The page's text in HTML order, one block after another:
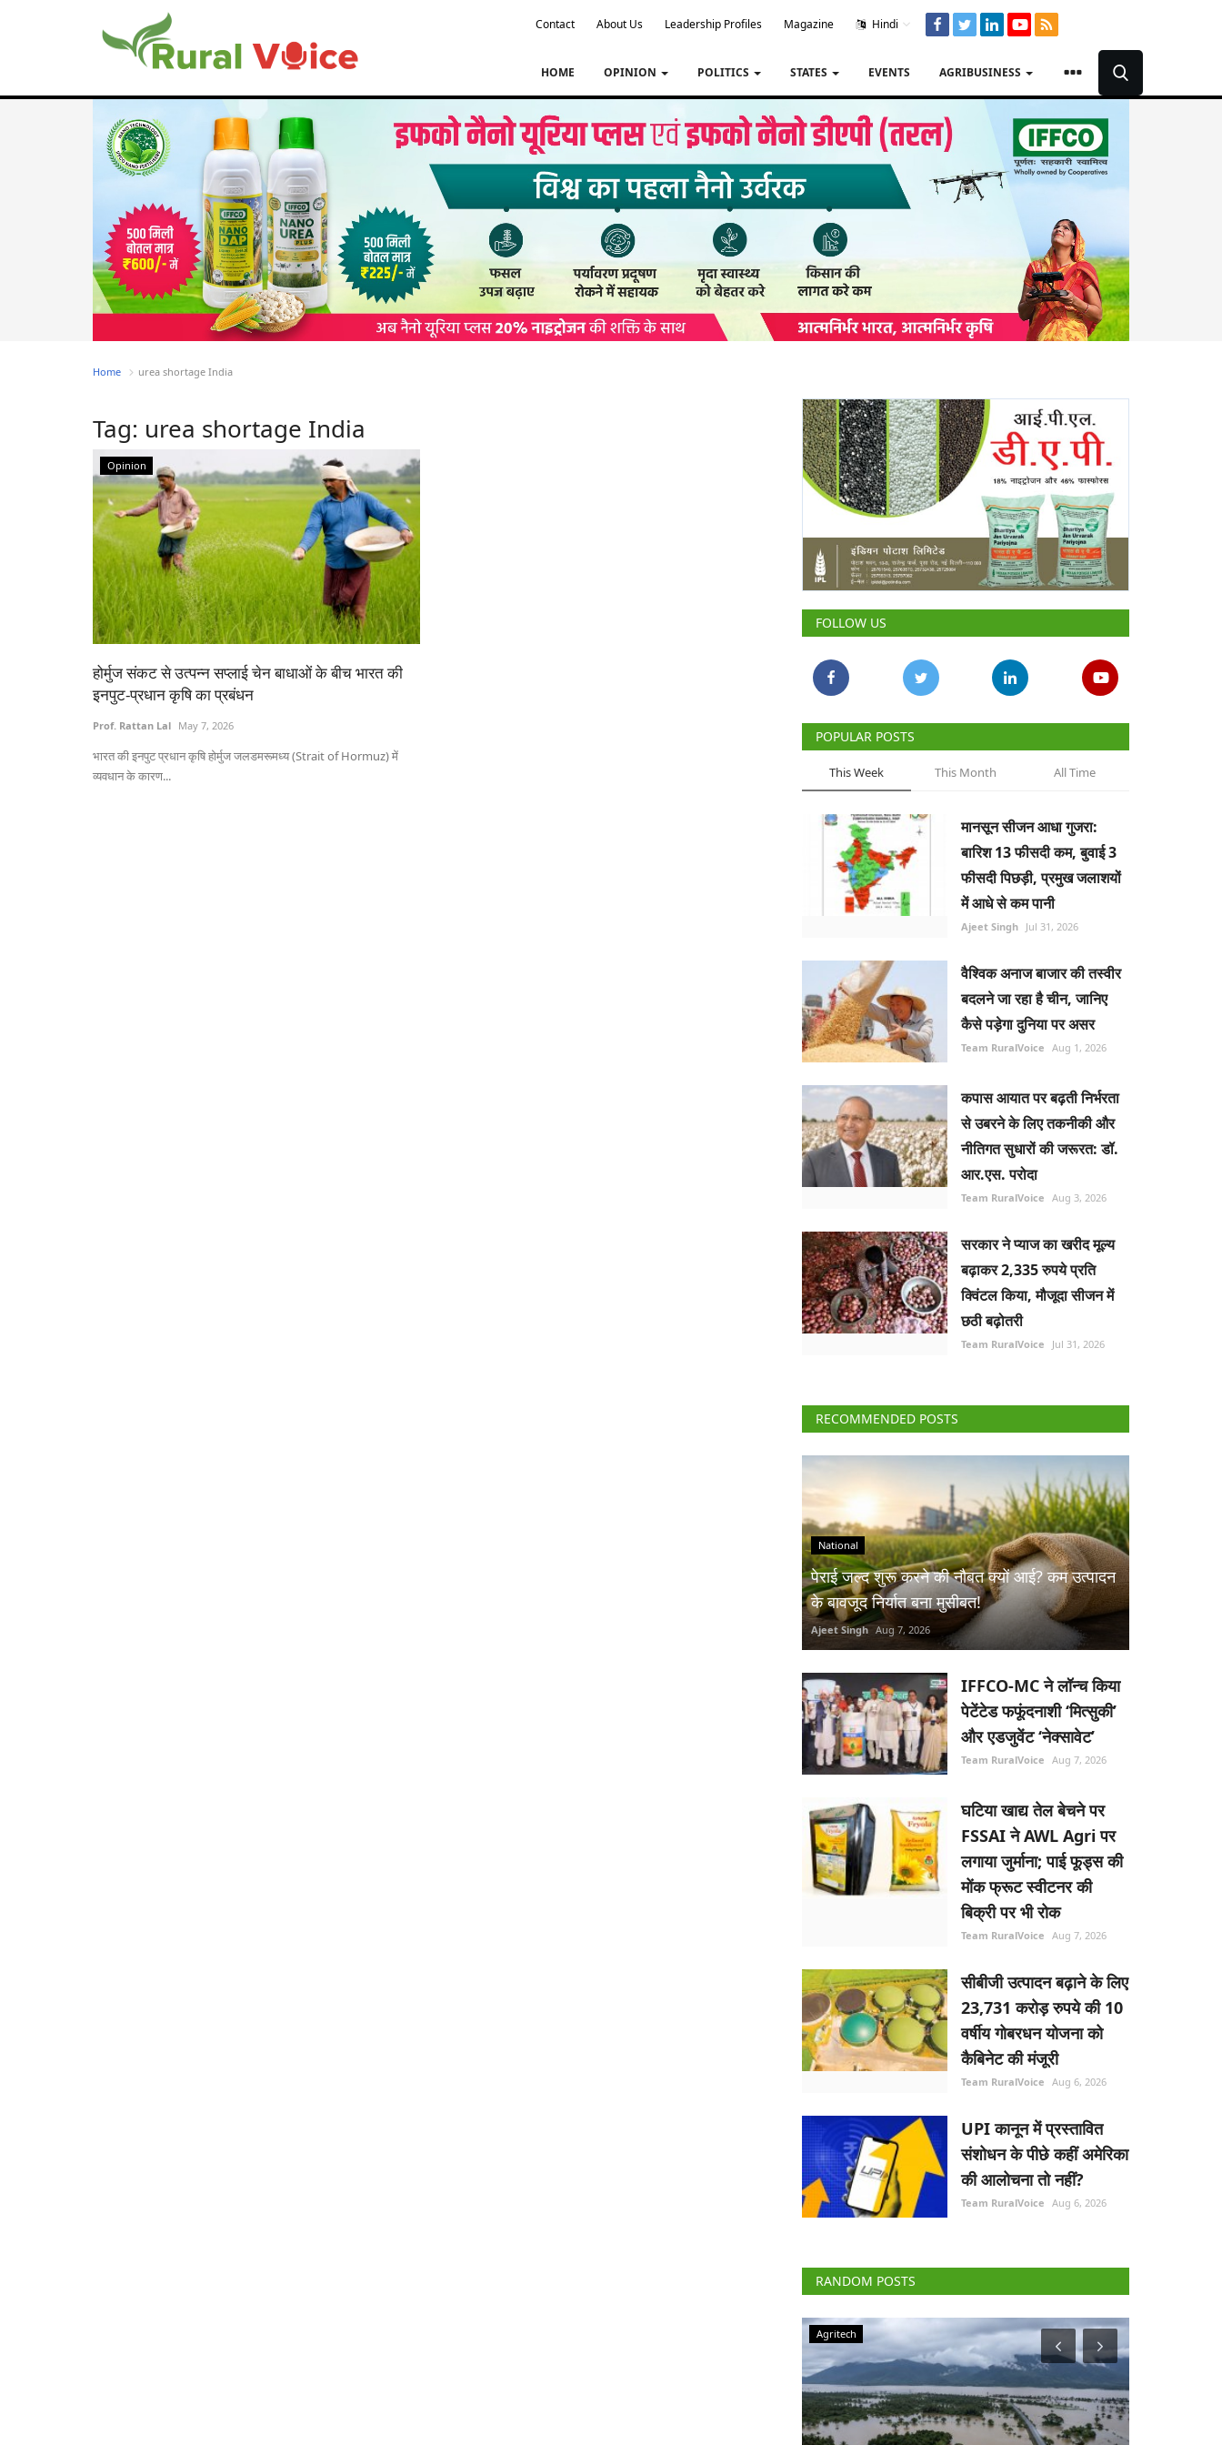
Contact About Us Leadership Profiles Magazine Hindi
HOME OPINION POLITICS STATES EVENTS AGRIBUSINESS
Home urea shortage India
Tag: urea shortage India
Opinion
होर्मुज संकट से उत्पन्न सप्लाई चेन बाधाओं के बीच भारत की
इनपुट-प्रधान कृषि का प्रबंधन
Prof. Rattan Lal May 7, 2026
भारत की इनपुट प्रधान कृषि होर्मुज जलडमरूमध्य (Strait of Hormuz) में
व्यवधान के कारण...
FOLLOW US
POPULAR POSTS
This Week This Month All Time
मानसून सीजन आधा गुजरा:
बारिश 13 फीसदी कम, बुवाई 3
फीसदी पिछड़ी, प्रमुख जलाशयों
में आधे से कम पानी
Ajeet Singh Jul 31, 2026
वैश्विक अनाज बाजार की तस्वीर
बदलने जा रहा है चीन, जानिए
कैसे पड़ेगा दुनिया पर असर
Team RuralVoice Aug 1, 2026
कपास आयात पर बढ़ती निर्भरता
से उबरने के लिए तकनीकी और
नीतिगत सुधारों की जरूरत: डॉ.
आर.एस. परोदा
Team RuralVoice Aug 3, 2026
सरकार ने प्याज का खरीद मूल्य
बढ़ाकर 2,335 रुपये प्रति
क्विंटल किया, मौजूदा सीजन में
छठी बढ़ोतरी
Team RuralVoice Jul 31, 2026
RECOMMENDED POSTS
National
पेराई जल्द शुरू करने की नौबत क्यों आई? कम उत्पादन
के बावजूद निर्यात बना मुसीबत!
Ajeet Singh Aug 7, 2026
IFFCO-MC ने लॉन्च किया
पेटेंटेड फफूंदनाशी ‘मित्सुकी’
और एडजुवेंट ‘नेक्सावेट’
Team RuralVoice Aug 7, 2026
घटिया खाद्य तेल बेचने पर
FSSAI ने AWL Agri पर
लगाया जुर्माना; पाई फूड्स की
मोंक फ्रूट स्वीटनर की
बिक्री पर भी रोक
Team RuralVoice Aug 7, 2026
सीबीजी उत्पादन बढ़ाने के लिए
23,731 करोड़ रुपये की 10
वर्षीय गोबरधन योजना को
कैबिनेट की मंजूरी
Team RuralVoice Aug 6, 2026
UPI कानून में प्रस्तावित
संशोधन के पीछे कहीं अमेरिका
की आलोचना तो नहीं?
Team RuralVoice Aug 6, 2026
RANDOM POSTS
Agriculture Conclave and NACOF Awards 2022